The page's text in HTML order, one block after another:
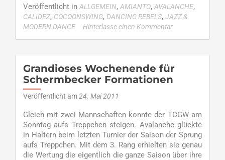
–
Veröffentlicht in ALLGEMEIN, AMIANTO, AVALANCHE,
CALIDEZ, COCOONSWING, DANCING REBELS, JAZZ &
MODERN DANCE
Hinterlasse einen Kommentar
Grandioses Wochenende für
Schermbecker Formationen
Veröffentlicht am24. Mai 2011
Gleich mit zwei Mannschaften konnte der TCGW am
Sonntag aufs Treppchen steigen. Avalanche glückte
in Haltern beim letzten Turnier der Saison der Sprung
aufs Treppchen. Mit dem 3. Rang erhielten sie genau
die Wertung die eigentlich die ganze Saison über ihre